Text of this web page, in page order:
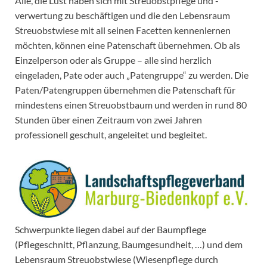
verwertung zu beschäftigen und die den Lebensraum
Streuobstwiese mit all seinen Facetten kennenlernen
möchten, können eine Patenschaft übernehmen. Ob als
Einzelperson oder als Gruppe – alle sind herzlich
eingeladen, Pate oder auch „Patengruppe“ zu werden. Die
Paten/Patengruppen übernehmen die Patenschaft für
mindestens einen Streuobstbaum und werden in rund 80
Stunden über einen Zeitraum von zwei Jahren
professionell geschult, angeleitet und begleitet.
Schwerpunkte liegen dabei auf der Baumpflege
(Pflegeschnitt, Pflanzung, Baumgesundheit, …) und dem
Lebensraum Streuobstwiese (Wiesenpflege durch